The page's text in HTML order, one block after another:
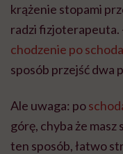
krążenie stopami
radzi fizjoterapeuta.
chodzenie po
sposób przejść dwa
Ale uwaga: po
górę, chyba że
ten sposób, łatwo